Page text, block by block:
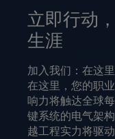
立即行动
生涯
加入我们：在这
在这里，您的职
响力将触达全球
键系统的电气架
越工程实力将驱